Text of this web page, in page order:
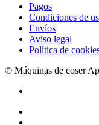
Pagos
Condiciones de
Envíos
Aviso legal
Política de
© Máquinas de coser